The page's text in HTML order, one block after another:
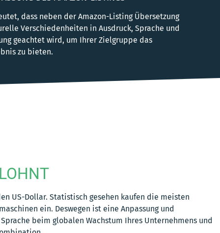
dass neben der Amazon-Listing Übersetzung
Verschiedenheiten in Ausdruck, Sprache und
geachtet wird, um Ihrer Zielgruppe das
zu bieten.
US-Dollar. Statistisch gesehen kaufen die meisten
ein. Deswegen ist eine Anpassung und
beim globalen Wachstum Ihres Unternehmens und